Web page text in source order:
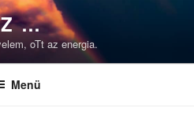
…
oTt az energia.
Menü